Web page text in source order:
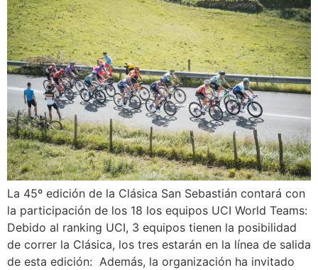
La 45º edición de la Clásica San Sebastián contará con
la participación de los 18 los equipos UCI World Teams:
Debido al ranking UCI, 3 equipos tienen la posibilidad
de correr la Clásica, los tres estarán en la línea de salida
de esta edición: Además, la organización ha invitado